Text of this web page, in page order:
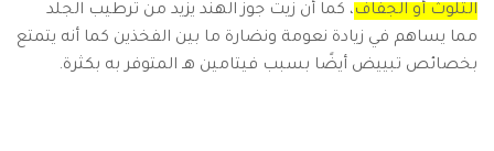
التلوث أو الجفاف، كما أن زيت جوز الهند يزيد من ترطيب الجلد
مما يساهم في زيادة نعومة ونضارة ما بين الفخذين كما أنه يتمتع
بخصائص تبييض أيضًا بسبب فيتامين هـ المتوفر به بكثرة.